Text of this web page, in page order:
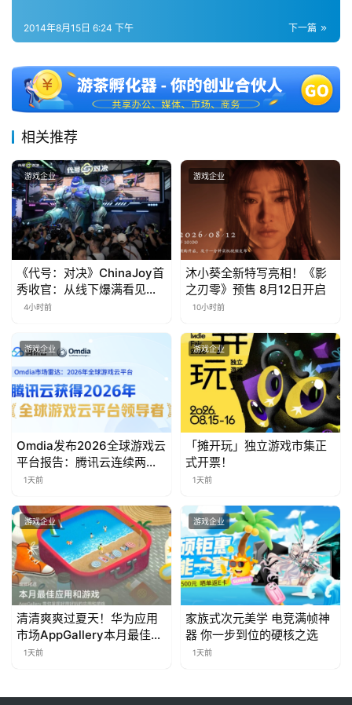
十
三
届
金
7
月
3
0
日
茶
对
接
会
上
海
站
中
文
(
中
下一篇
2014年8月15日 6:24 下午
相关推荐
游戏企业
《代号：对决》ChinaJoy首
秀收官：从线下爆满看见玩
家的真实期待
4小时前
游戏企业
沐小葵全新特写亮相！《影
之刃零》预售 8月12日开启
10小时前
游戏企业
Omdia发布2026全球游戏云
平台报告：腾讯云连续两年
入选“领导者”象限
1天前
游戏企业
「摊开玩」独立游戏市集正
式开票！
1天前
游戏企业
清清爽爽过夏天！华为应用
市场AppGallery本月最佳上
新，款款提升幸福感
1天前
游戏企业
家族式次元美学 电竞满帧神
器 你一步到位的硬核之选
1天前